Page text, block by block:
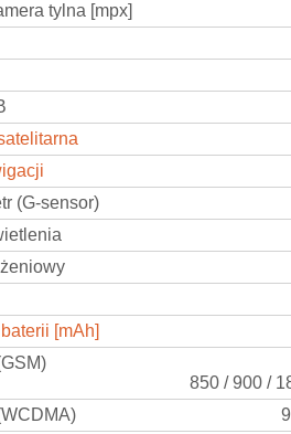
tylna [mpx]
(G-sensor)
[mAh]
850 / 900 /